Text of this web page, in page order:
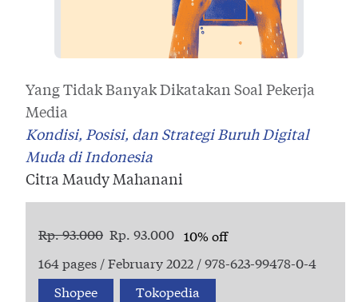
Yang Tidak Banyak Dikatakan Soal Pekerja
Media
Kondisi, Posisi, dan Strategi Buruh Digital
Muda di Indonesia
Citra Maudy Mahanani
Rp. 93.000 Rp. 93.000 10% off
164 pages / February 2022 / 978-623-99478-0-4
Shopee
Tokopedia